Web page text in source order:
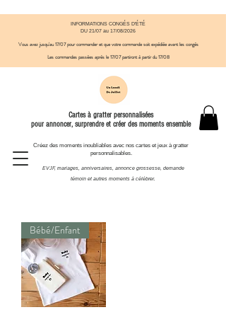
Cartes à gratter personnalisées
pour annoncer, surprendre et créer des moments ensemble
INFORMATIONS CONGÉS D'ÉTÉ
DU 21/07 au 17/08/2026
Vous avez jusqu'au 17/07 pour commander et que votre commande soit expédiée avant​ les congés
Les commandes passées après le 17/07partiront à partir du 17/08
EVJF, mariages, anniversaires, annonce grossesse, demande
témoin et autres moments à célébrer.
Créez des moments inoubliables avec nos cartes et jeux à gratter
personnalisables.
Bébé/Enfant